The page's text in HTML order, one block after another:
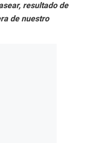
resultado de
de nuestro